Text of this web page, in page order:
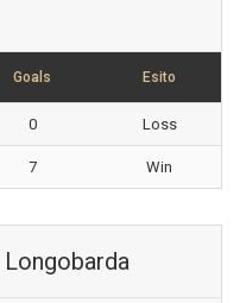
Goals Esito
0 Loss
7 Win
Longobarda